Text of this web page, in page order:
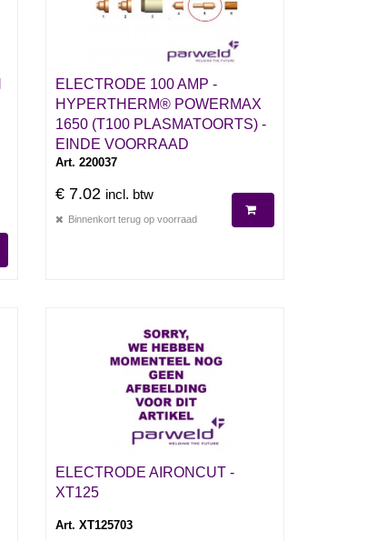
ELECTRODE 100 AMP -
HYPERTHERM® POWERMAX
1650 (T100 PLASMATOORTS) -
EINDE VOORRAAD
Art. 220037
€ 7.02 incl. btw
Binnenkort terug op voorraad
ELECTRODE AIRONCUT -
XT125
Art. XT125703